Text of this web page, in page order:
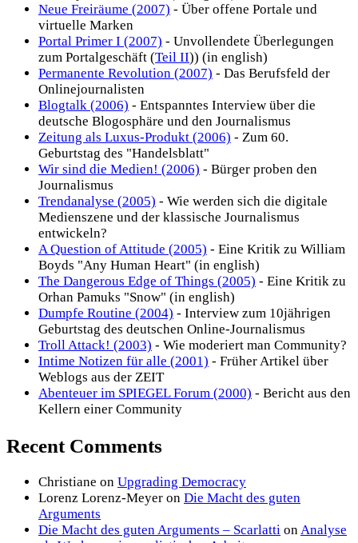
Neue Freiräume (2007) - Über offene Portale und
virtuelle Marken
Portal Primer I (2007) - Unvollendete Überlegungen
zum Portalgeschäft (Teil II)) (in english)
Permanente Revolution (2007) - Das Berufsfeld der
Onlinejournalisten
Blogtalk (2006) - Entspanntes Interview über die
deutsche Blogosphäre und den Journalismus
Zeitung als Luxus-Produkt (2006) - Zum 60.
Geburtstag des "Handelsblatt"
Wir sind die Medien! (2006) - Bürger proben den
Journalismus
Trendanalyse (2005) - Wie werden sich die digitale
Medienszene und der klassische Journalismus
entwickeln?
A Question of Attitude (2005) - Eine Kritik zu William
Boyds "Any Human Heart" (in english)
The Dangerous Edge of Things (2005) - Eine Kritik zu
Orhan Pamuks "Snow" (in english)
Dumpfe Routine (2004) - Interview zum 10jährigen
Geburtstag des deutschen Online-Journalismus
Troll Attack! (2003) - Wie moderiert man Community?
Intime Notizen für alle (2001) - Früher Artikel über
Weblogs aus der ZEIT
Abenteuer im SPIEGEL Forum (2000) - Bericht aus den
Kellern einer Community
Recent Comments
Christiane on Upgrading Democracy
Lorenz Lorenz-Meyer on Die Macht des guten
Arguments
Die Macht des guten Arguments – Scarlatti onAnalyse